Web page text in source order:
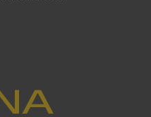
.youtube.com